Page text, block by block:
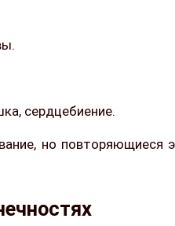
сердцебиение.
но повторяющиеся